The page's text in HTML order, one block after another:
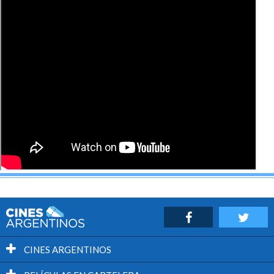
presencia y el divague que desarrolla la trama.
CINES ARGENTINOS